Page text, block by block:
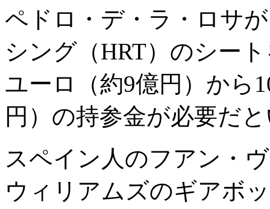
ペドロ・デ・ラ・ロサ
シング（HRT）のシー
ユーロ（約9億円）から
円）の持参金が必要だ
スペイン人のフアン・
ウィリアムズのギアボ